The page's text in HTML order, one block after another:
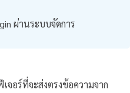
ผ่านระบบจัดการ
จอร์ที่จะส่งตรงข้อความจาก